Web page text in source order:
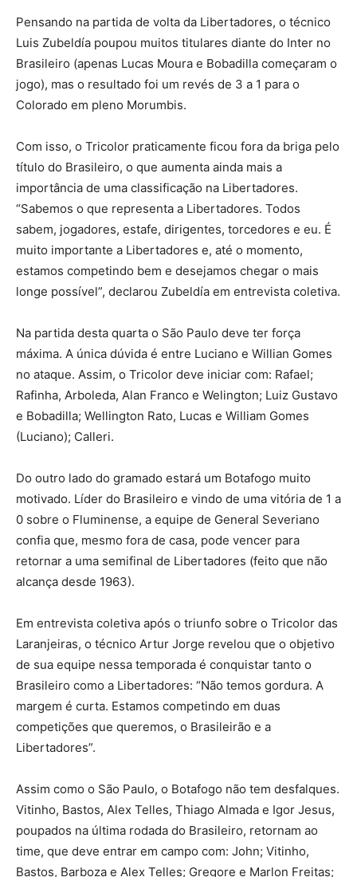
Pensando na partida de volta da Libertadores, o técnico
Luis Zubeldía poupou muitos titulares diante do Inter no
Brasileiro (apenas Lucas Moura e Bobadilla começaram o
jogo), mas o resultado foi um revés de 3 a 1 para o
Colorado em pleno Morumbis.
Com isso, o Tricolor praticamente ficou fora da briga pelo
título do Brasileiro, o que aumenta ainda mais a
importância de uma classificação na Libertadores.
“Sabemos o que representa a Libertadores. Todos
sabem, jogadores, estafe, dirigentes, torcedores e eu. É
muito importante a Libertadores e, até o momento,
estamos competindo bem e desejamos chegar o mais
longe possível”, declarou Zubeldía em entrevista coletiva.
Na partida desta quarta o São Paulo deve ter força
máxima. A única dúvida é entre Luciano e Willian Gomes
no ataque. Assim, o Tricolor deve iniciar com: Rafael;
Rafinha, Arboleda, Alan Franco e Welington; Luiz Gustavo
e Bobadilla; Wellington Rato, Lucas e William Gomes
(Luciano); Calleri.
Do outro lado do gramado estará um Botafogo muito
motivado. Líder do Brasileiro e vindo de uma vitória de 1 a
0 sobre o Fluminense, a equipe de General Severiano
confia que, mesmo fora de casa, pode vencer para
retornar a uma semifinal de Libertadores (feito que não
alcança desde 1963).
Em entrevista coletiva após o triunfo sobre o Tricolor das
Laranjeiras, o técnico Artur Jorge revelou que o objetivo
de sua equipe nessa temporada é conquistar tanto o
Brasileiro como a Libertadores: “Não temos gordura. A
margem é curta. Estamos competindo em duas
competições que queremos, o Brasileirão e a
Libertadores”.
Assim como o São Paulo, o Botafogo não tem desfalques.
Vitinho, Bastos, Alex Telles, Thiago Almada e Igor Jesus,
poupados na última rodada do Brasileiro, retornam ao
time, que deve entrar em campo com: John; Vitinho,
Bastos, Barboza e Alex Telles; Gregore e Marlon Freitas;